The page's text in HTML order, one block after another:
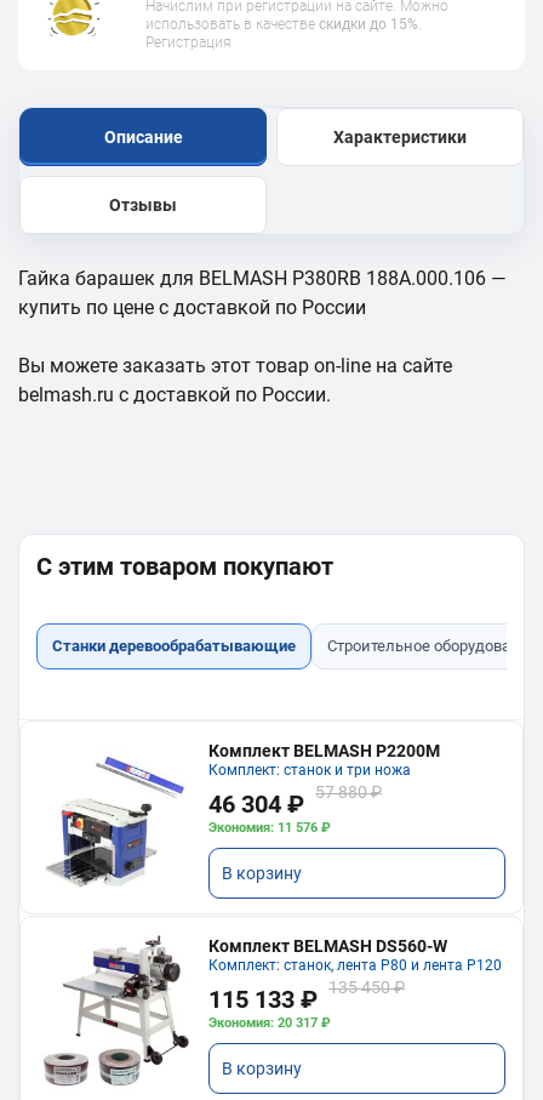
Начислим при регистрации на сайте. Можно
использовать в качестве скидки до 15%.
Регистрация
Описание Характеристики
Отзывы
Гайка барашек для BELMASH P380RB 188A.000.106 —
купить по цене с доставкой по России
Вы можете заказать этот товар on-line на сайте
belmash.ru с доставкой по России.
С этим товаром покупают
Станки деревообрабатывающие Строительное оборудование
Комплект BELMASH P2200M
Комплект: станок и три ножа
46 304 ₽ 57 880 ₽
Экономия: 11 576 ₽
В корзину
Комплект BELMASH DS560-W
Комплект: станок, лента P80 и лента P120
115 133 ₽ 135 450 ₽
Экономия: 20 317 ₽
В корзину